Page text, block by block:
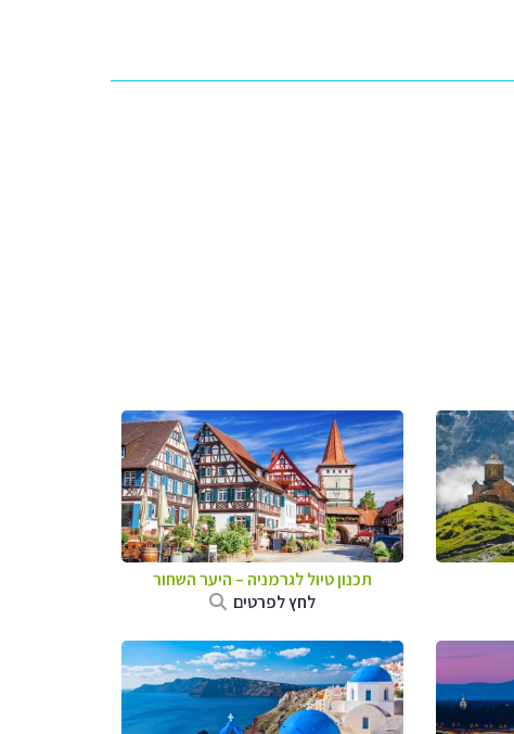
תכנון טיול לגרמניה – היער השחור
לחץ לפרטים